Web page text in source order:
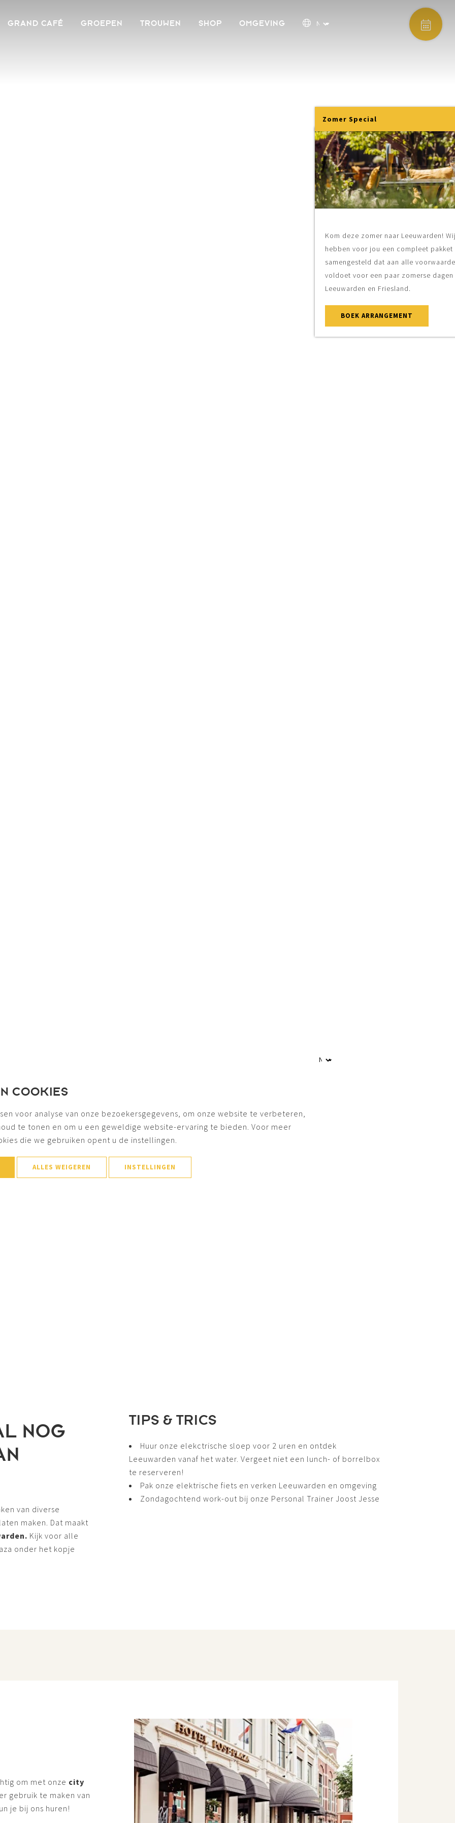
GRAND CAFÉ GROEPEN TROUWEN SHOP OMGEVING
NOG
van diverse
maken. Dat maakt
Kijk voor alle
onder het kopje
TIPS & TRICS
Huur onze elekctrische sloep voor 2 uren en ontdek
Leeuwarden vanaf het water. Vergeet niet een lunch- of borrelbox
te reserveren!
Pak onze elektrische fiets en verken Leeuwarden en omgeving
Zondagochtend work-out bij onze Personal Trainer Joost Jesse
om met onze city
gebruik te maken van
je bij ons huren!
Zomer Special
Kom deze zomer naar Leeuwarden! Wij
hebben voor jou een compleet pakket
samengesteld dat aan alle voorwaarden
voldoet voor een paar zomerse dagen in
Leeuwarden en Friesland.
BOEK ARRANGEMENT
COOKIES
voor analyse van onze bezoekersgegevens, om onze website te verbeteren,
te tonen en om u een geweldige website-ervaring te bieden. Voor meer
die we gebruiken opent u de instellingen.
ALLES WEIGEREN INSTELLINGEN